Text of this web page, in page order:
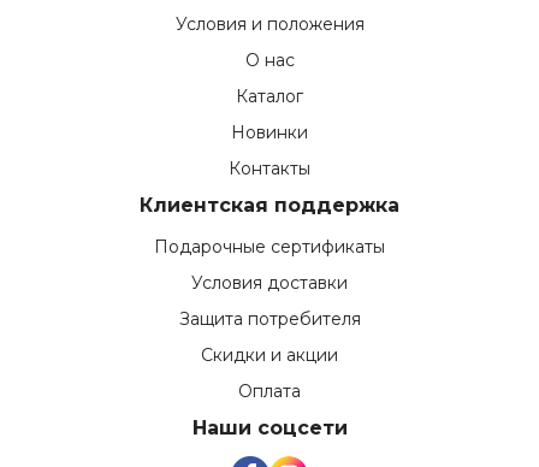
Условия и положения
О нас
Каталог
Новинки
Контакты
Клиентская поддержка
Подарочные сертификаты
Условия доставки
Защита потребителя
Скидки и акции
Оплата
Наши соцсети